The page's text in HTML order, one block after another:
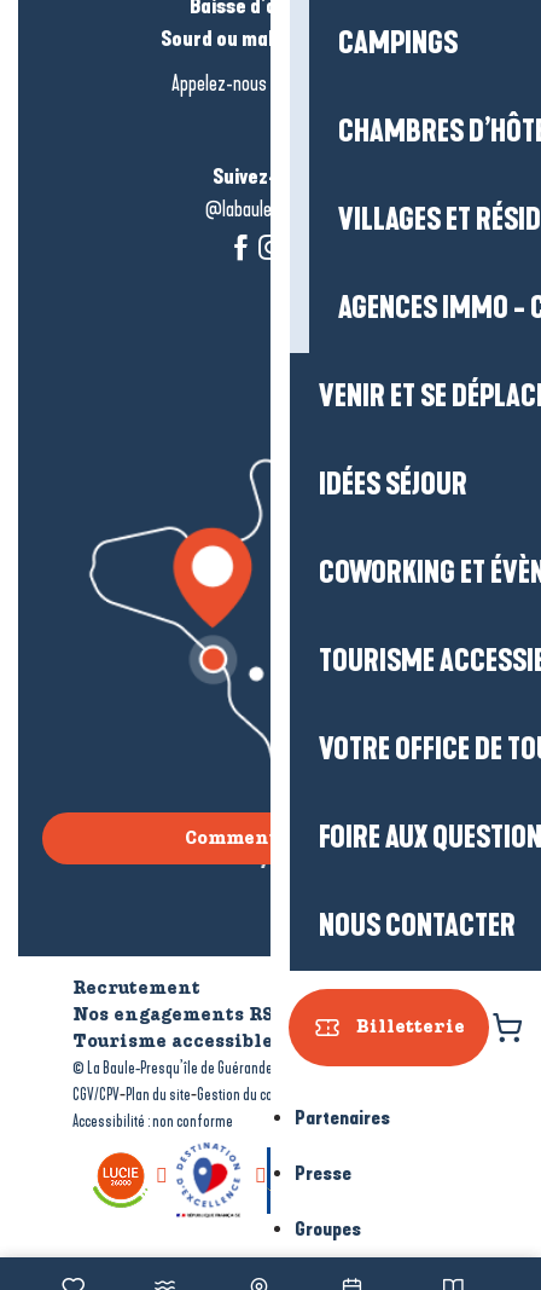
CAMPINGS
CHAMBRES
VILLAGES ET
AGENCES IMMO -
VENIR ET SE
IDÉES SÉJOUR
COWORKING ET
TOURISME
VOTRE OFFICE DE
FOIRE AUX
NOUS CONTACTER
Billetterie
Partenaires
Presse
Groupes
Baisse d’audition ?
Sourd ou malentendant ?
Appelez-nous en
Suivez-nous !
@labauleguérande
Comment venir ?
Recrutement
Qui sommes-nous ?
Nos engagements RSE
Tourisme accessible
© La Baule-Presqu’île de Guérande tourisme-Mentions légales-
CGV/CPV-Plan du site-Gestion du consentement
Accessibilité : non conforme